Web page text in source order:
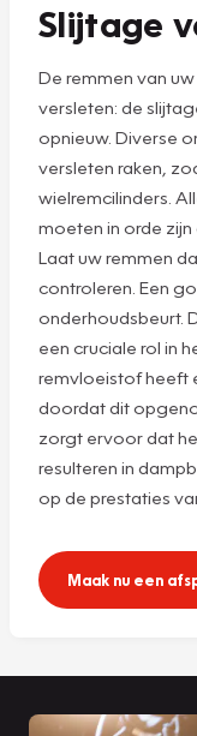
Slijtage
De remmen van
versleten: de
opnieuw. Diverse
versleten raken,
wielremcilinders.
moeten in orde zijn
Laat uw remmen
controleren. Een
onderhoudsbeurt.
een cruciale rol in
remvloeistof heeft
doordat dit
zorgt ervoor dat
resulteren in
op de prestaties
Maak nu een